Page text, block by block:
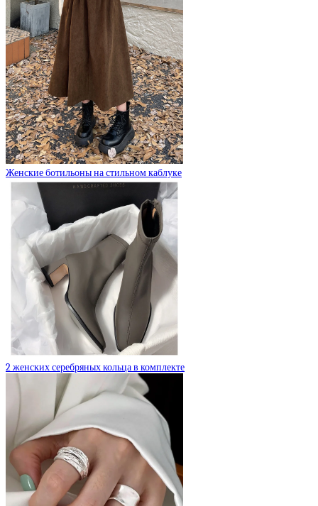
Женские ботильоны на стильном каблуке
2 женских серебряных кольца в комплекте